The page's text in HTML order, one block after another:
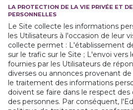
LA PROTECTION DE LA VIE PRIVÉE ET
PERSONNELLES
Le Site collecte les informations
les Utilisateurs à l'occasion de leur
collecte permet : L'établissement
sur le trafic sur le Site ; L'envoi vers
fournies par les Utilisateurs de
diverses ou annonces provenant
le traitement des informations
doivent se faire dans le respect
des personnes. Par conséquent,